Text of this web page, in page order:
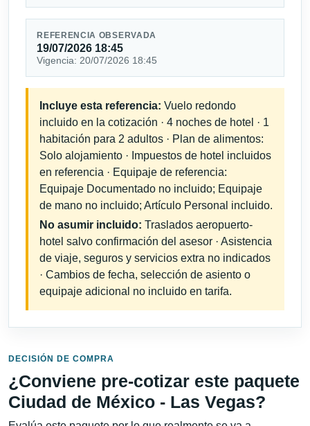
REFERENCIA OBSERVADA
19/07/2026 18:45
Vigencia: 20/07/2026 18:45
Incluye esta referencia: Vuelo redondo
incluido en la cotización · 4 noches de hotel · 1
habitación para 2 adultos · Plan de alimentos:
Solo alojamiento · Impuestos de hotel incluidos
en referencia · Equipaje de referencia:
Equipaje Documentado no incluido; Equipaje
de mano no incluido; Artículo Personal incluido.
No asumir incluido: Traslados aeropuerto-
hotel salvo confirmación del asesor · Asistencia
de viaje, seguros y servicios extra no indicados
· Cambios de fecha, selección de asiento o
equipaje adicional no incluido en tarifa.
DECISIÓN DE COMPRA
¿Conviene pre-cotizar este paquete
Ciudad de México - Las Vegas?